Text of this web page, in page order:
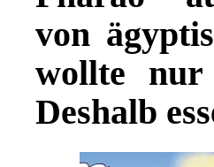
von
wollte
Deshalb